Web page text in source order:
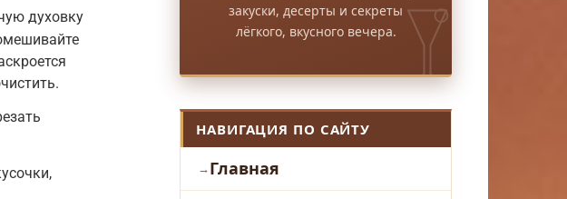
духовку
закуски, десерты и секреты
лёгкого, вкусного вечера.
НАВИГАЦИЯ ПО САЙТУ
Главная